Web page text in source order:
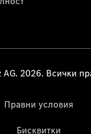
2026. Всички
Правни условия
Бисквитки